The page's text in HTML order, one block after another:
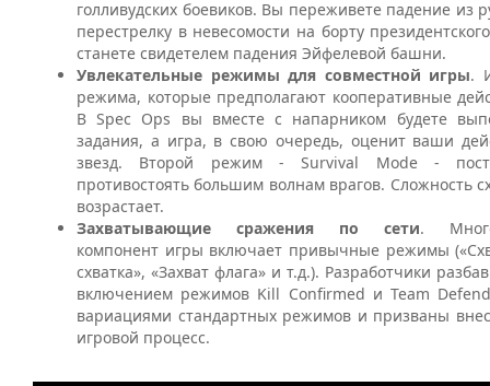
голливудских боевиков. Вы переживете падение из
перестрелку в невесомости на борту
станете свидетелем падения Эйфелевой башни.
Увлекательные режимы для совместной игры.
режима, которые предполагают кооперативные
В Spec Ops вы вместе с напарником будете
задания, а игра, в свою очередь, оценит ваши
звезд. Второй режим - Survival Mode -
противостоять большим волнам врагов. Сложность
возрастает.
Захватывающие сражения по сети.
компонент игры включает привычные режимы
схватка», «Захват флага» и т.д.). Разработчики
включением режимов Kill Confirmed и Team
вариациями стандартных режимов и призваны
игровой процесс.